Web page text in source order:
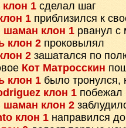
1 сделал шаг
1 приблизился к
шаман клон 1 рванул с
клон 2 проковылял
2 зашатался по
Кот Матросскин
клон 1 было тронулся,
клон 1 побежал
шаман клон 2
клон 1 направился